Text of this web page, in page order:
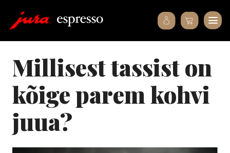
millisest tassist on
kõige parem kohvi
juua?